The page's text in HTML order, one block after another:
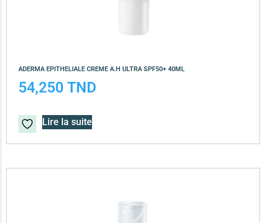
ADERMA EPITHELIALE CREME A.H ULTRA SPF50+ 40ML
54,250 TND
Lire la suite